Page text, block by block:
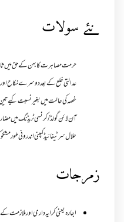
نئے سولات
حرمت مصاہرت کا بہن کے حق میں
عدالتی خلع کے بعد دوسرے نکاح
غصہ کی حالت میں بغیر نسبت کیے
آن لائن گولڈ /کرنسی ٹریڈنگ میں
حلال سرٹیفائیڈ کمپنی اندرونی طور
زمرجات
اجارہ یعنی کرایہ داری اور ملازمت